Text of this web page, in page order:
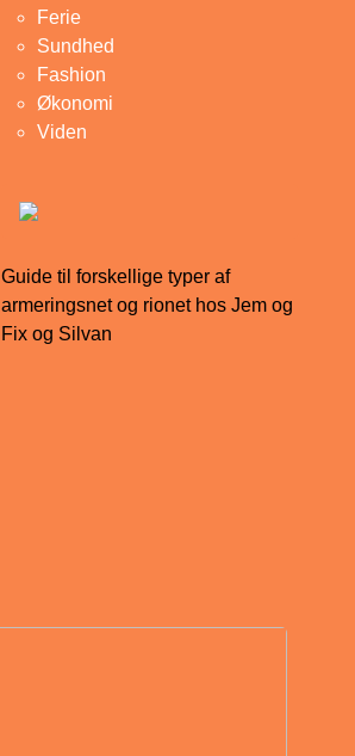
Ferie
Sundhed
Fashion
Økonomi
Viden
Guide til forskellige typer af
armeringsnet og rionet hos Jem og
Fix og Silvan